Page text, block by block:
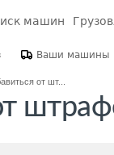
машин
Ваши машины
от шт...